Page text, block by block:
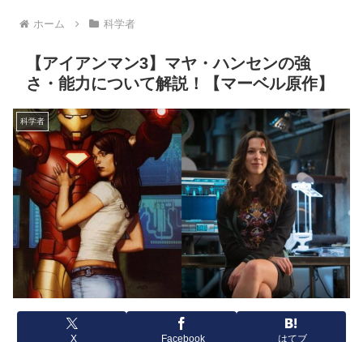
ホーム 科学者
【アイアンマン3】マヤ・ハンセンの強
さ・能力について解説！【マーベル原作】
科学者
X Facebook はてブ